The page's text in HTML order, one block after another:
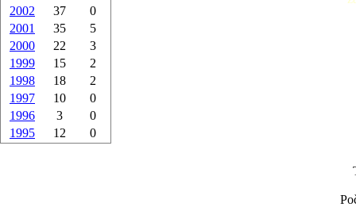
2002
37
0
2001
35
5
2000
22
3
1999
15
2
1998
18
2
1997
10
0
1996
3
0
1995
12 0